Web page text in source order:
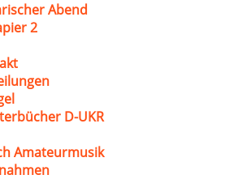
Abend
2
D-UKR
Amateurmusik